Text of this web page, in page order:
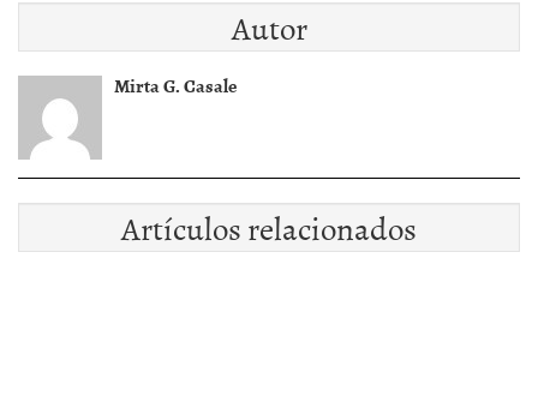
Autor
Mirta G. Casale
Artículos relacionados